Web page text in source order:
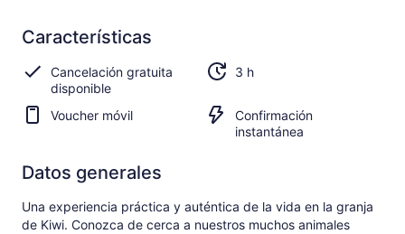
Características
Cancelación gratuita
disponible
3 h
Voucher móvil
Confirmación
instantánea
Datos generales
Una experiencia práctica y auténtica de la vida en la granja
de Kiwi. Conozca de cerca a nuestros muchos animales